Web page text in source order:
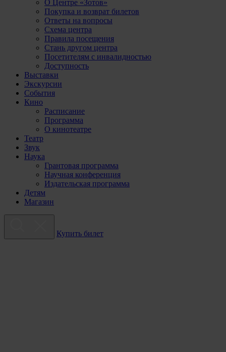
О Центре «Зотов»
Покупка и возврат билетов
Ответы на вопросы
Схема центра
Правила посещения
Стань другом центра
Посетителям с инвалидностью
Доступность
Выставки
Экскурсии
События
Кино
Расписание
Программа
О кинотеатре
Театр
Звук
Наука
Грантовая программа
Научная конференция
Издательская программа
Детям
Магазин
Купить билет